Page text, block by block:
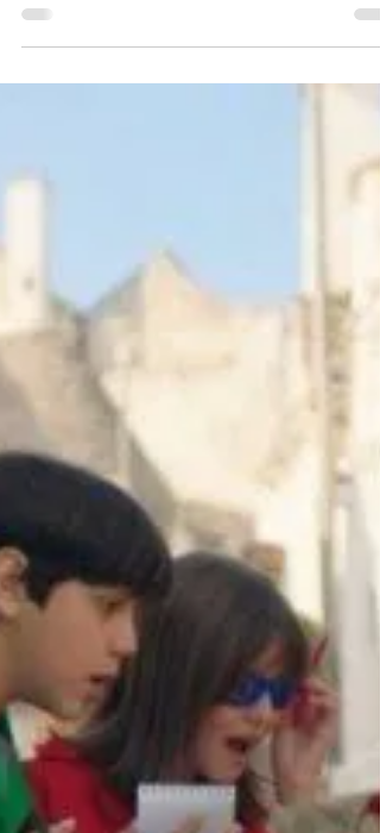
06/01